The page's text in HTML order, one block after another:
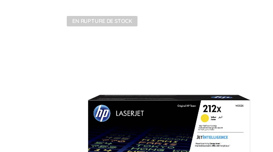
EN RUPTURE DE STOCK